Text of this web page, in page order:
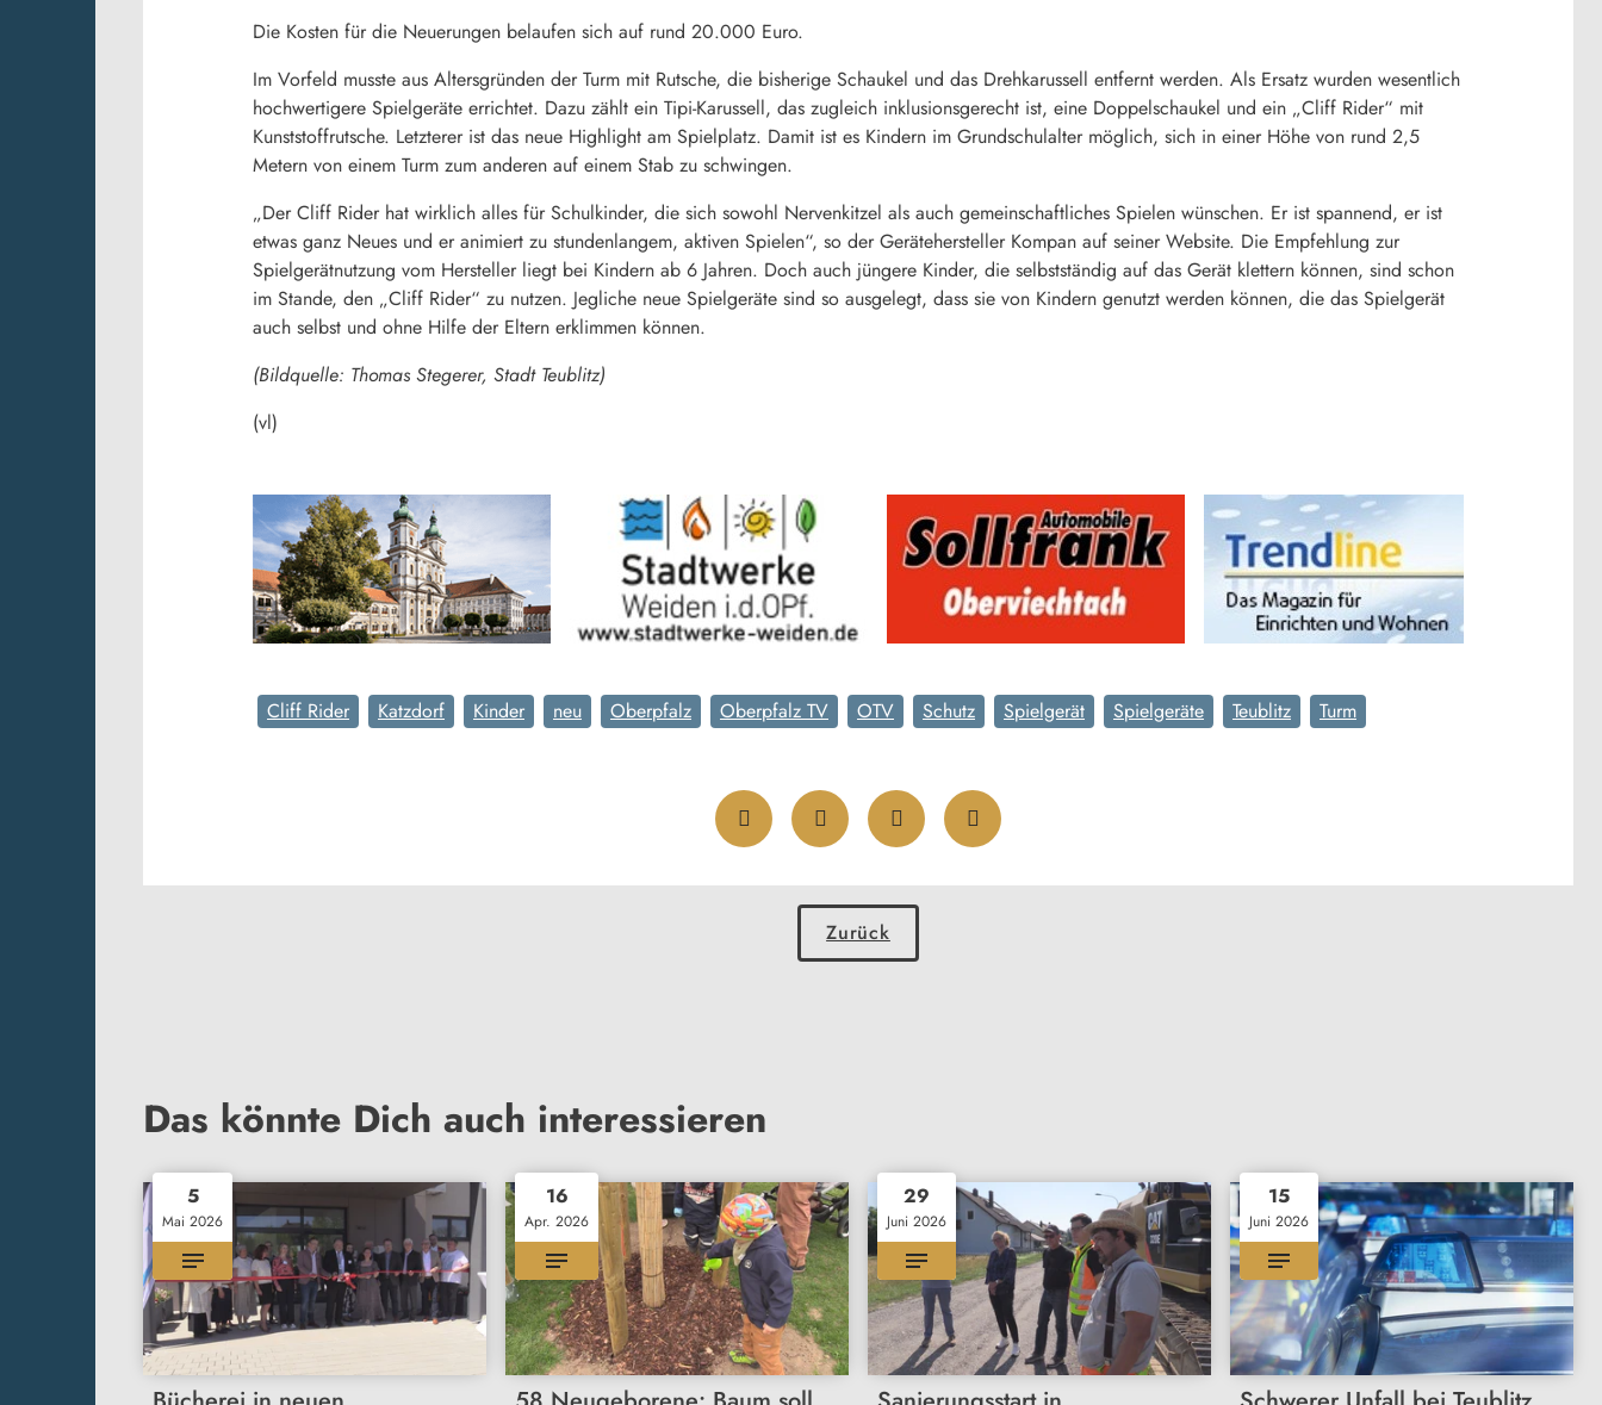
Die Kosten für die Neuerungen belaufen sich auf rund 20.000 Euro.
Im Vorfeld musste aus Altersgründen der Turm mit Rutsche, die bisherige Schaukel und das Drehkarussell entfernt werden. Als Ersatz wurden wesentlich
hochwertigere Spielgeräte errichtet. Dazu zählt ein Tipi-Karussell, das zugleich inklusionsgerecht ist, eine Doppelschaukel und ein „Cliff Rider“ mit
Kunststoffrutsche. Letzterer ist das neue Highlight am Spielplatz. Damit ist es Kindern im Grundschulalter möglich, sich in einer Höhe von rund 2,5
Metern von einem Turm zum anderen auf einem Stab zu schwingen.
„Der Cliff Rider hat wirklich alles für Schulkinder, die sich sowohl Nervenkitzel als auch gemeinschaftliches Spielen wünschen. Er ist spannend, er ist
etwas ganz Neues und er animiert zu stundenlangem, aktiven Spielen“, so der Gerätehersteller Kompan auf seiner Website. Die Empfehlung zur
Spielgerätnutzung vom Hersteller liegt bei Kindern ab 6 Jahren. Doch auch jüngere Kinder, die selbstständig auf das Gerät klettern können, sind schon
im Stande, den „Cliff Rider“ zu nutzen. Jegliche neue Spielgeräte sind so ausgelegt, dass sie von Kindern genutzt werden können, die das Spielgerät
auch selbst und ohne Hilfe der Eltern erklimmen können.
(Bildquelle: Thomas Stegerer, Stadt Teublitz)
(vl)
Cliff Rider Katzdorf Kinder neu Oberpfalz Oberpfalz TV OTV Schutz Spielgerät Spielgeräte Teublitz Turm
Zurück
Das könnte Dich auch interessieren
5
Mai 2026
16
Apr. 2026
29
Juni 2026
15
Juni 2026